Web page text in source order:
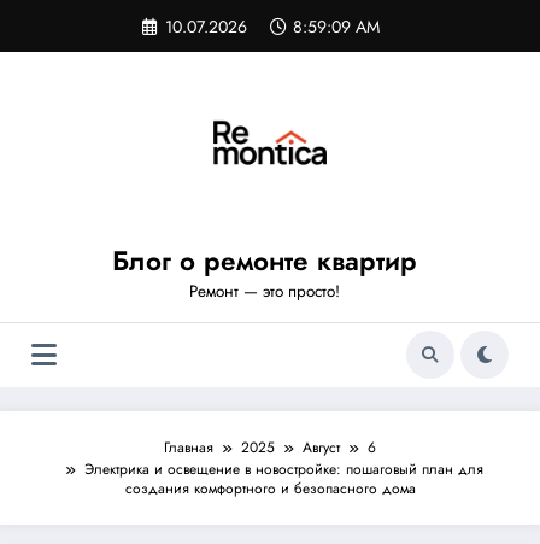
содержимому
10.07.2026 8:59:10 AM
Блог о ремонте квартир
Ремонт — это просто!
Главная 2025 Август
6
Электрика и освещение в новостройке: пошаговый план для
создания комфортного и безопасного дома